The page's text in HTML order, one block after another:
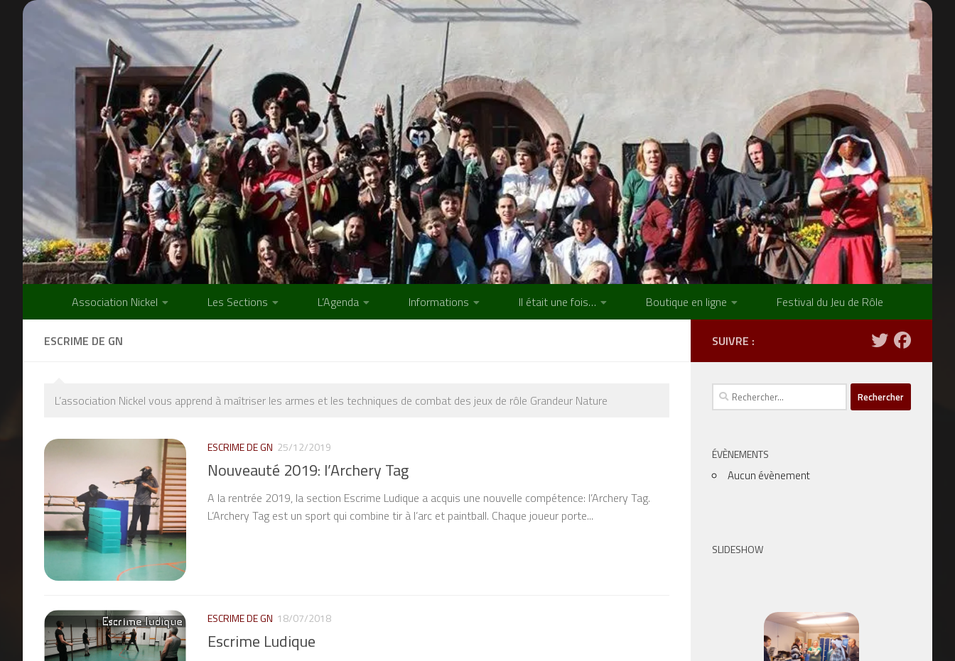
Skip to content
Association Nickel Les Sections L’Agenda Informations Il était une fois… Boutique en ligne Festival du Jeu de Rôle
ESCRIME DE GN
L’association Nickel vous apprend à maîtriser les armes et les techniques de combat des jeux de rôle Grandeur Nature
ESCRIME DE GN 25/12/2019
Nouveauté 2019: l’Archery Tag
A la rentrée 2019, la section Escrime Ludique a acquis une nouvelle compétence: l’Archery Tag.
L’Archery Tag est un sport qui combine tir à l’arc et paintball. Chaque joueur porte...
ESCRIME DE GN 18/07/2018
Escrime Ludique
SUIVRE :
Rechercher :
ÉVÈNEMENTS
Aucun évènement
SLIDESHOW